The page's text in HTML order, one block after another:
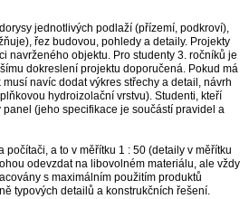
jednotlivých podlaží (přízemí, podkroví),
řez budovou, pohledy a detaily. Projekty
navrženého objektu. Pro studenty 3. ročníků je
dokreslení projektu doporučená. Pokud má
navíc dodat výkres střechy a detail, návrh
hydroizolační vrstvu). Studenti, kteří
(jeho specifikace je součástí pravidel a
a to v měřítku 1 : 50 (detaily v měřítku
odevzdat na libovolném materiálu, ale vždy
s maximálním použitím produktů
typových detailů a konstrukčních řešení.